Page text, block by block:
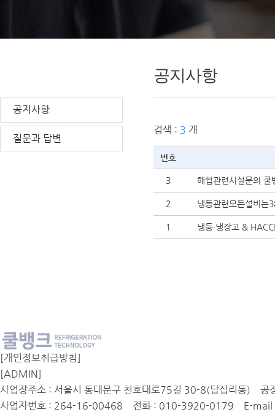
공지사항
질문과 답변
공지사항
검색 : 3 개
번호
3 해썹관련시설문의 쿨
2 냉동관련모든설비는
1 냉동·냉장고 &
[개인정보취급방침]
[ADMIN]
사업장주소 : 서울시 동대문구 천호대로75길 30-8(답십리동)
사업자번호 : 264-16-00468 전화 : 010-3920-0179 E-